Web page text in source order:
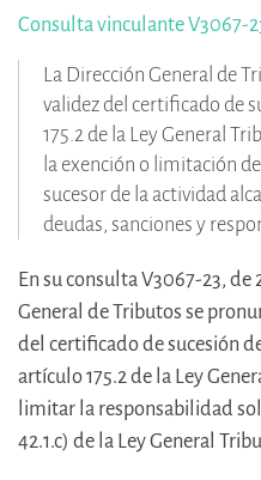
Consulta vinculante V3067-
La Dirección General de
validez del certificado de
175.2 de la Ley General
la exención o limitación
sucesor de la actividad
deudas, sanciones y
En su consulta V3067-23,
General de Tributos se
del certificado de sucesión
artículo 175.2 de la Ley
limitar la responsabilidad
42.1.c) de la Ley General